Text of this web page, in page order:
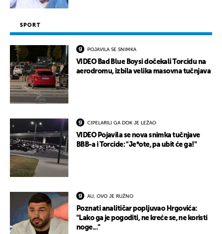
SPORT
POJAVILA SE SNIMKA
VIDEO Bad Blue Boysi dočekali Torcidu na
aerodromu, izbila velika masovna tučnjava
CIPELARILI GA DOK JE LEŽAO
VIDEO Pojavila se nova snimka tučnjave
BBB-a i Torcide: "Je*ote, pa ubit će ga!"
AU, OVO JE RUŽNO
Poznati analitičar popljuvao Hrgovića:
"Lako ga je pogoditi, ne kreće se, ne koristi
noge..."